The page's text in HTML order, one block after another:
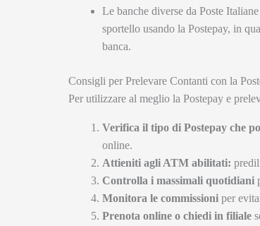
Le banche diverse da Poste
sportello usando la Postepay, in
banca.
Consigli per Prelevare Contanti con la
Per utilizzare al meglio la Postepay e
Verifica il tipo di Postepay che
online.
Attieniti agli ATM abilitati:
Controlla i massimali quotidiani
Monitora le commissioni per
Prenota online o chiedi in filiale